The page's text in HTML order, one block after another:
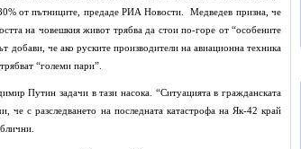
от пътниците, предаде РИА Новости. Медведев призна, че
на човешкия живот трябва да стои по-горе от “особените
добави, че ако руските производители на авиационна техника
“големи пари”.
Путин задачи в тази насока. “Ситуацията в гражданската
че с разследването на последната катастрофа на Як-42 край